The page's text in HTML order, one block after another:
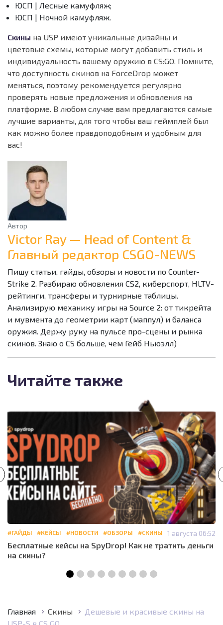
ЮСП | Лесные камуфляж;
ЮСП | Ночной камуфляж.
Скины на USP имеют уникальные дизайны и
цветовые схемы, которые могут добавить стиль и
индивидуальность вашему оружию в CS:GO. Помните,
что доступность скинов на ForceDrop может
меняться, поэтому рекомендуется регулярно
проверять новые предложения и обновления на
платформе. В любом случае вам предлагаются самые
лучшие варианты, для того чтобы ваш геймплей был
как можно более правдоподобным и удобным для
вас!
Автор
Victor Ray — Head of Content &
Главный редактор CSGO-NEWS
Пишу статьи, гайды, обзоры и новости по Counter-
Strike 2. Разбираю обновления CS2, киберспорт, HLTV-
рейтинги, трансферы и турнирные таблицы.
Анализирую механику игры на Source 2: от тикрейта
и мувмента до геометрии карт (маппул) и баланса
оружия. Держу руку на пульсе про-сцены и рынка
скинов. Знаю о CS больше, чем Гейб Ньюэлл)
Читайте также
#ГАЙДЫ #КЕЙСЫ #НОВОСТИ #ОБЗОРЫ #СКИНЫ 1 августа 06:52
Бесплатные кейсы на SpyDrop! Как не тратить деньги
на скины?
Главная Скины
Дешевые и красивые скины на